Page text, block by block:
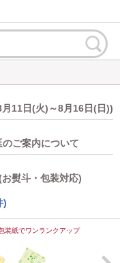
月11日(火)～8月16日(日))
ご案内について
熨斗・包装対応)
)
装紙でワンランクアップ